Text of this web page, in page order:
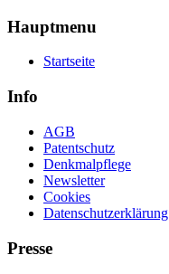
Hauptmenu
Startseite
Info
AGB
Patentschutz
Denkmalpflege
Newsletter
Cookies
Datenschutzerklärung
Presse